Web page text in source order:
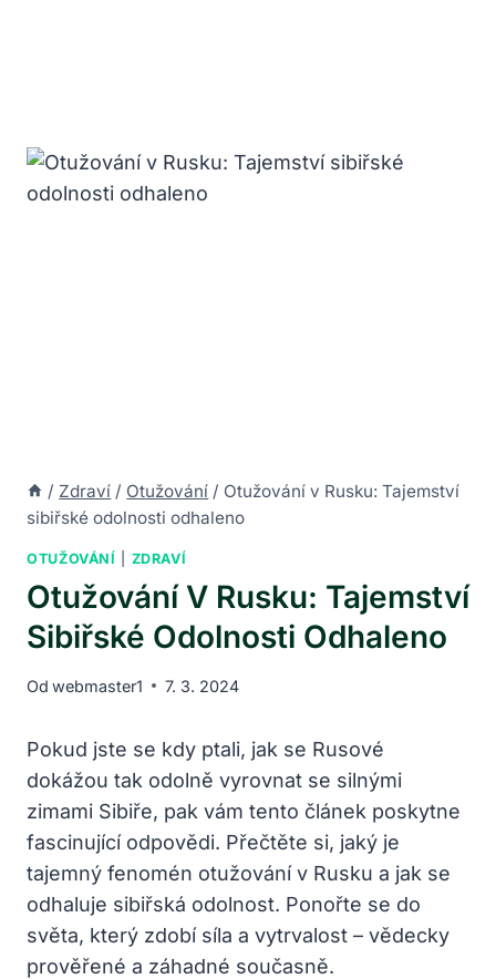
/ Zdraví / Otužování / Otužování v Rusku: Tajemství
sibiřské odolnosti odhaleno
OTUŽOVÁNÍ ZDRAVÍ
Otužování V Rusku: Tajemství
Sibiřské Odolnosti Odhaleno
Od webmaster1 7. 3. 2024
Pokud jste se kdy ptali, jak se Rusové
dokážou tak odolně vyrovnat se silnými
zimami Sibiře, pak vám tento článek poskytne
fascinující odpovědi. Přečtěte si, jaký je
tajemný fenomén otužování v Rusku a jak se
odhaluje sibiřská odolnost. Ponořte se do
světa, který zdobí síla a vytrvalost – vědecky
prověřené a záhadné současně.